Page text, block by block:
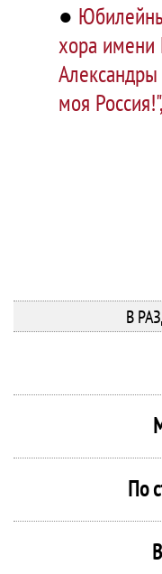
●
хора имени
моя
В
По